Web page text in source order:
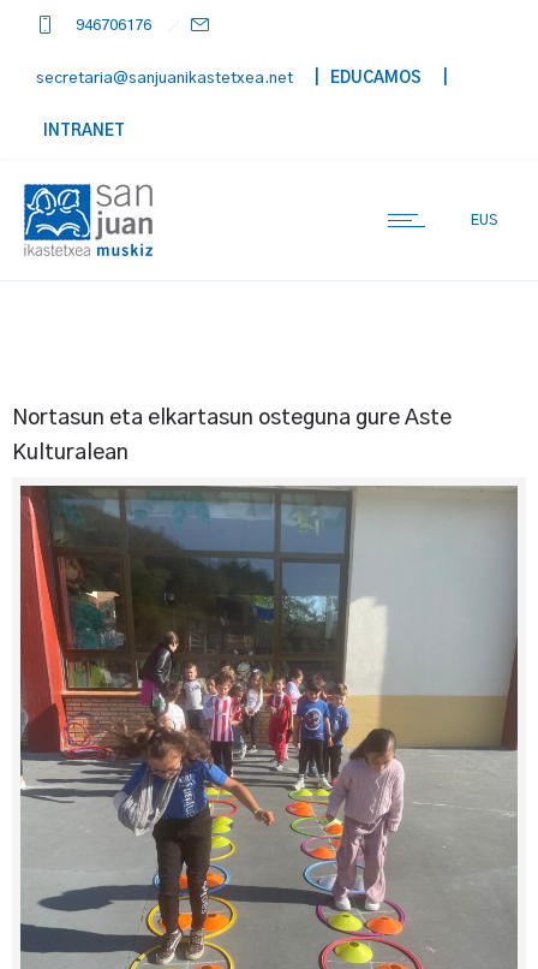
946706176
secretaria@sanjuanikastetxea.net | EDUCAMOS
INTRANET
EUS
Nortasun eta elkartasun osteguna gure Aste
Kulturalean